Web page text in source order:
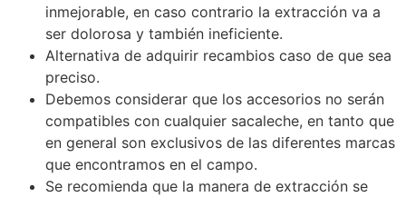
inmejorable, en caso contrario la extracción va a
ser dolorosa y también ineficiente.
Alternativa de adquirir recambios caso de que sea
preciso.
Debemos considerar que los accesorios no serán
compatibles con cualquier sacaleche, en tanto que
en general son exclusivos de las diferentes marcas
que encontramos en el campo.
Se recomienda que la manera de extracción se